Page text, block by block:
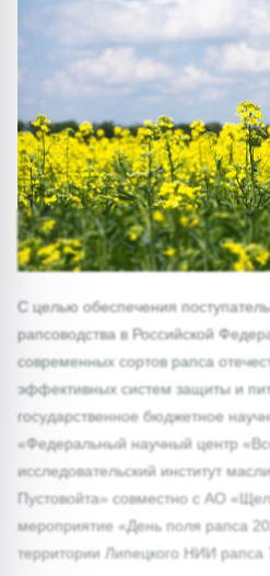
1/0
С целью обеспечения
рапсоводства в Российской
современных сортов рапса
эффективных систем защиты и
государственное бюджетное
«Федеральный научный центр
исследовательский институт
Пустовойта» совместно с АО
мероприятие «День поля рапса
территории Липецкого НИИ рапса